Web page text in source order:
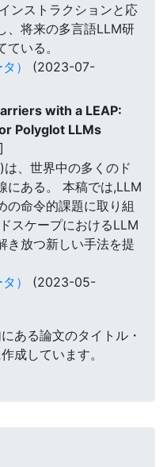
ンストラクションと応
、将来の多言語LLM研
いる。
）
(2023-07-
with a LEAP:
Polyglot LLMs
、世界中の多くのド
にある。 本稿では,LLM
の命令的課題に取り組
スケープにおけるLLM
き放つ新しい手法を提
）
(2023-05-
ある論文のタイトル・
成しています。